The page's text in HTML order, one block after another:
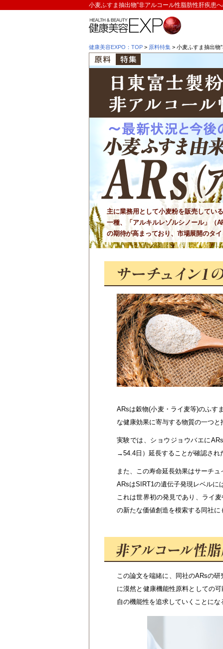
小麦ふすま抽出物”非アルコール性脂肪性肝疾患
健康美容EXPO：TOP > 原料特集 > 小麦ふすま抽出物
主に業務用として小麦粉を販売してい
一種、「アルキルレゾルシノール」（
の期待が高まっており、市場展開のタ
ARsは穀物(小麦・ライ麦等)のふす
な健康効果に寄与する物質の一つと
実験では、ショウジョウバエに
→54.4日）延長することが確認され
また、この寿命延長効果はサーチュ
ARsはSIRT1の遺伝子発現レベルに
これは世界初の発見であり、ライ
の新たな価値創造を模索する同社に
この論文を端緒に、同社のARsの
に漠然と健康機能性原料としての
自の機能性を追求していくことにな